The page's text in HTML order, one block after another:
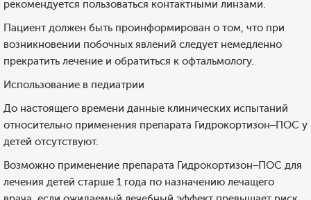
рекомендуется пользоваться контактными линзами.
Пациент должен быть проинформирован о том, что при
возникновении побочных явлений следует немедленно
прекратить лечение и обратиться к офтальмологу.
Использование в педиатрии
До настоящего времени данные клинических испытаний
относительно применения препарата Гидрокортизон–ПОС у
детей отсутствуют.
Возможно применение препарата Гидрокортизон–ПОС для
лечения детей старше 1 года по назначению лечащего